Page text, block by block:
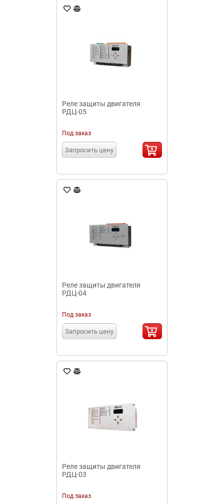
Реле защиты двигателя
РДЦ-05
Под заказ
Запросить цену
Реле защиты двигателя
РДЦ-04
Под заказ
Запросить цену
Реле защиты двигателя
РДЦ-03
Под заказ